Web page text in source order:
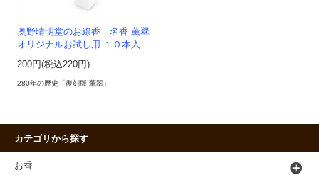
奥野晴明堂のお線香 名香 薫翠
オリジナルお試し用 １０本入
200円(税込220円)
280年の歴史「復刻版 薫翠」
カテゴリから探す
お香